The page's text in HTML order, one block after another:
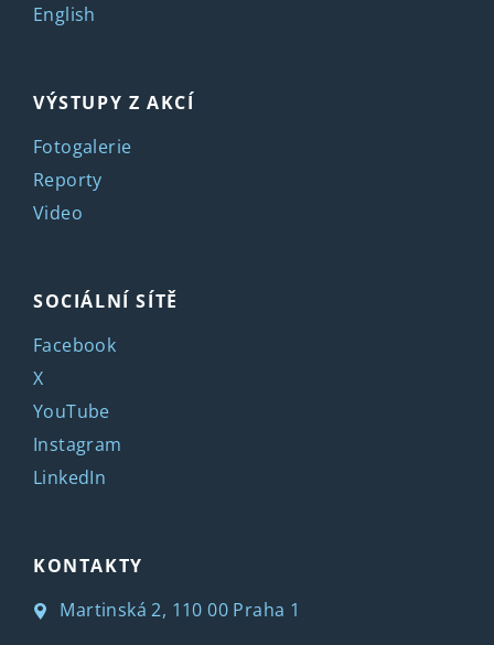
English
VÝSTUPY Z AKCÍ
Fotogalerie
Reporty
Video
SOCIÁLNÍ SÍTĚ
Facebook
X
YouTube
Instagram
LinkedIn
KONTAKTY
Martinská 2, 110 00 Praha 1